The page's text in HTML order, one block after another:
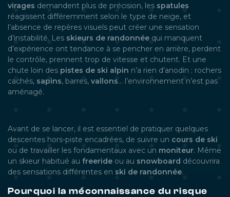
virages demandent plus de précision, les spatules
réagissent différemment selon le type de neige, et
l’absence de repères visuels peut créer une sensation
d’instabilité. Les skieurs de randonnée qui manquent
d’expérience ont tendance à se pencher en arrière, perdent
le contrôle, prennent trop de vitesse et chutent. Et une
chute loin des pistes de ski alpin n’a rien d’anodin : rochers
cachés, sapins, barres, vallons… l’environnement n’est pas
aménagé.
Avant de se lancer, il est essentiel de pratiquer quelques
descentes hors-piste encadrées, de suivre un cours de ski
ou de travailler les fondamentaux avec un moniteur. Même
un skieur habitué au freeride ou au snowboard découvrira
des sensations différentes en ski de randonnée.
Pourquoi la méconnaissance du risque